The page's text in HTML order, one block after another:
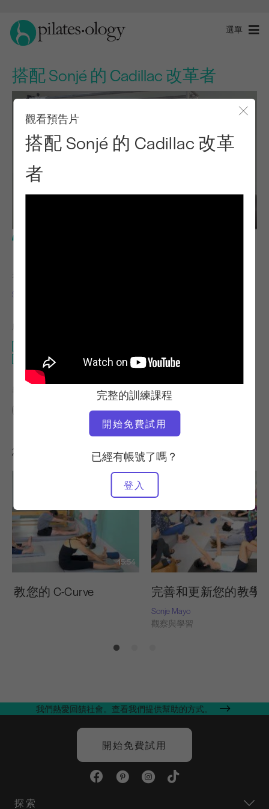
選單
搭配 Sonjé 的 Cadillac 改革者
觀看預告片
搭配 Sonjé 的 Cadillac 改革
者
完整的訓練課程
開始免費試用
已經有帳號了嗎？
登入
老師
Sonje Mayo
所需設備
凱迪拉克
尋找類似的課程
塔 凱迪拉克
您可能也會喜歡的其他訓練課程
15:54
教您的 C-Curve 完善和更新您的教學
Sonje Mayo
觀察與學習
我們熱愛回饋社會。查看我們提供幫助的方式。
開始免費試用
探索